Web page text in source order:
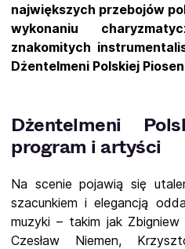
największych przebojów
wykonaniu
znakomitych
Dżentelmeni Polskiej
Dżentelmeni
program i artyści
Na scenie pojawią się
szacunkiem i elegancją
muzyki – takim jak
Czesław Niemen,